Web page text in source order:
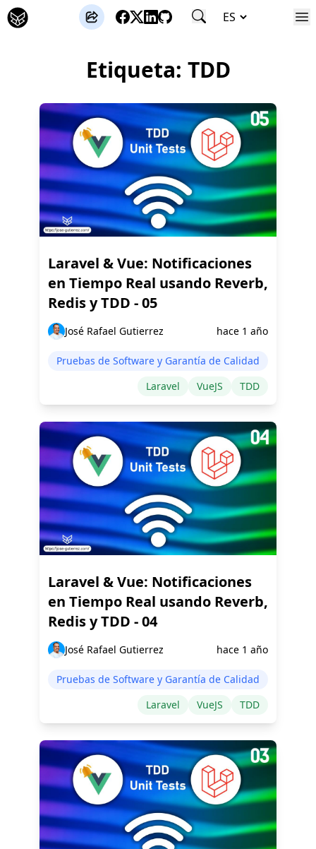
José Gutierrez
Etiqueta: TDD
Laravel & Vue: Notificaciones
en Tiempo Real usando Reverb,
Redis y TDD - 05
José Rafael Gutierrez hace 1 año
Pruebas de Software y Garantía de Calidad
Laravel
VueJS TDD
Laravel & Vue: Notificaciones
en Tiempo Real usando Reverb,
Redis y TDD - 04
José Rafael Gutierrez hace 1 año
Pruebas de Software y Garantía de Calidad
Laravel
VueJS TDD